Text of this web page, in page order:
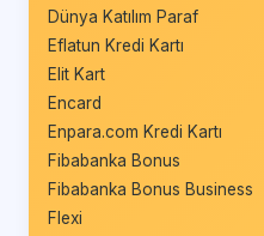
Dünya Katılım Paraf
Eflatun Kredi Kartı
Elit Kart
Encard
Enpara.com Kredi Kartı
Fibabanka Bonus
Fibabanka Bonus Business
Flexi